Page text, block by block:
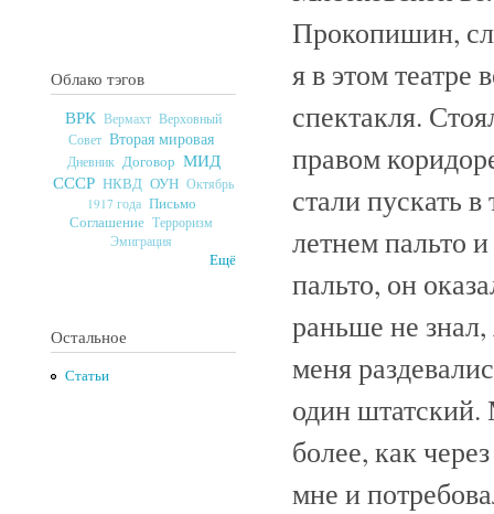
Облако тэгов
ВРК Вермахт Верховный
Совет Вторая мировая
Дневник Договор МИД
СССР НКВД ОУН Октябрь
1917 года Письмо
Соглашение Терроризм
Эмиграция
Ещё
Остальное
Статьи
Прокопишин,
я в этом театре
спектакля.
правом
стали пускать
летнем пальто
пальто, он
раньше не
меня
один штатский.
более, как
мне и